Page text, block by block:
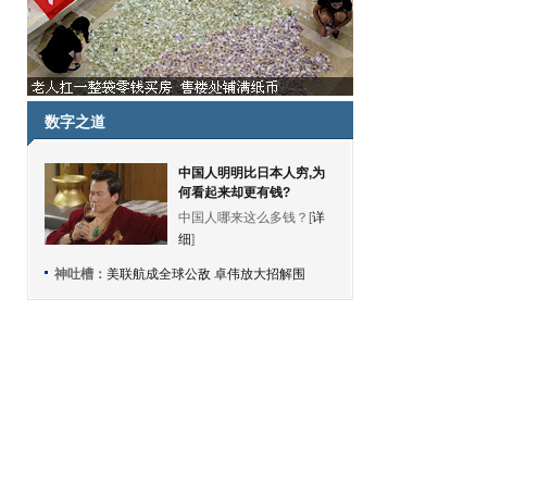
数字之道
中国人明明比日本人穷,为
何看起来却更有钱?
中国人哪来这么多钱？[详
细]
神吐槽： 美联航成全球公敌 卓伟放大招解围